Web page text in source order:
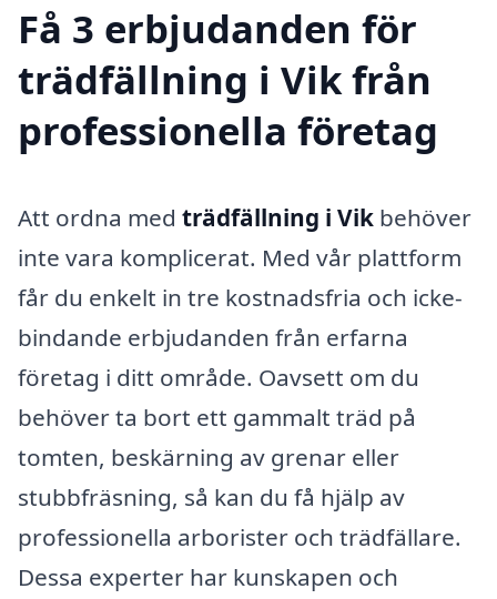
Få 3 erbjudanden för
trädfällning i Vik från
professionella företag
Att ordna med trädfällning i Vik behöver
inte vara komplicerat. Med vår plattform
får du enkelt in tre kostnadsfria och icke-
bindande erbjudanden från erfarna
företag i ditt område. Oavsett om du
behöver ta bort ett gammalt träd på
tomten, beskärning av grenar eller
stubbfräsning, så kan du få hjälp av
professionella arborister och trädfällare.
Dessa experter har kunskapen och